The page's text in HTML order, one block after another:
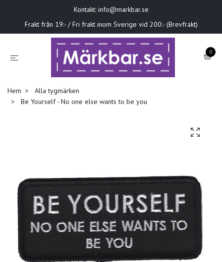
Kontakt: info@markbar.se
Frakt från 19:- / Fri frakt inom Sverige vid 200:- (Brevfrakt)
0
Hem
Alla tygmärken
Be Yourself - No one else wants to be you